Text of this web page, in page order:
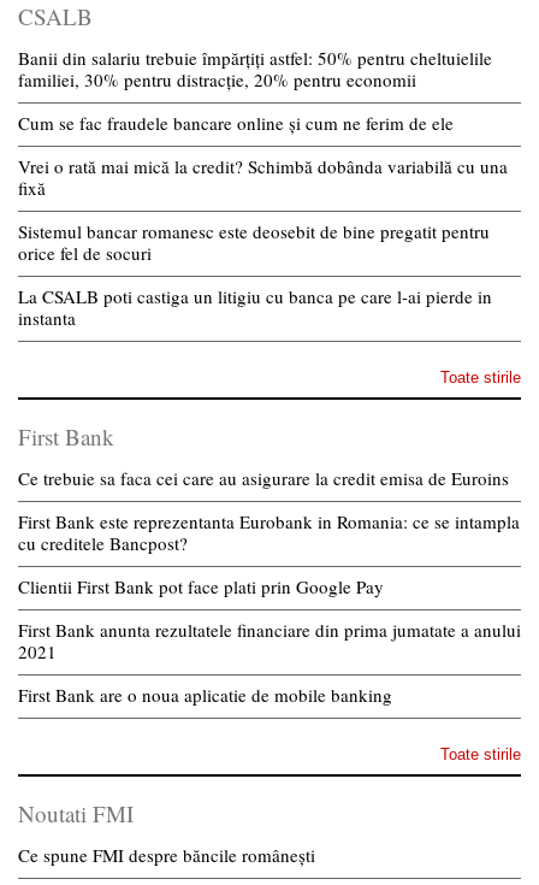
CSALB
Banii din salariu trebuie împărțiți astfel: 50% pentru cheltuielile
familiei, 30% pentru distracție, 20% pentru economii
Cum se fac fraudele bancare online și cum ne ferim de ele
Vrei o rată mai mică la credit? Schimbă dobânda variabilă cu una
fixă
Sistemul bancar romanesc este deosebit de bine pregatit pentru
orice fel de socuri
La CSALB poti castiga un litigiu cu banca pe care l-ai pierde in
instanta
Toate stirile
First Bank
Ce trebuie sa faca cei care au asigurare la credit emisa de Euroins
First Bank este reprezentanta Eurobank in Romania: ce se intampla
cu creditele Bancpost?
Clientii First Bank pot face plati prin Google Pay
First Bank anunta rezultatele financiare din prima jumatate a anului
2021
First Bank are o noua aplicatie de mobile banking
Toate stirile
Noutati FMI
Ce spune FMI despre băncile românești